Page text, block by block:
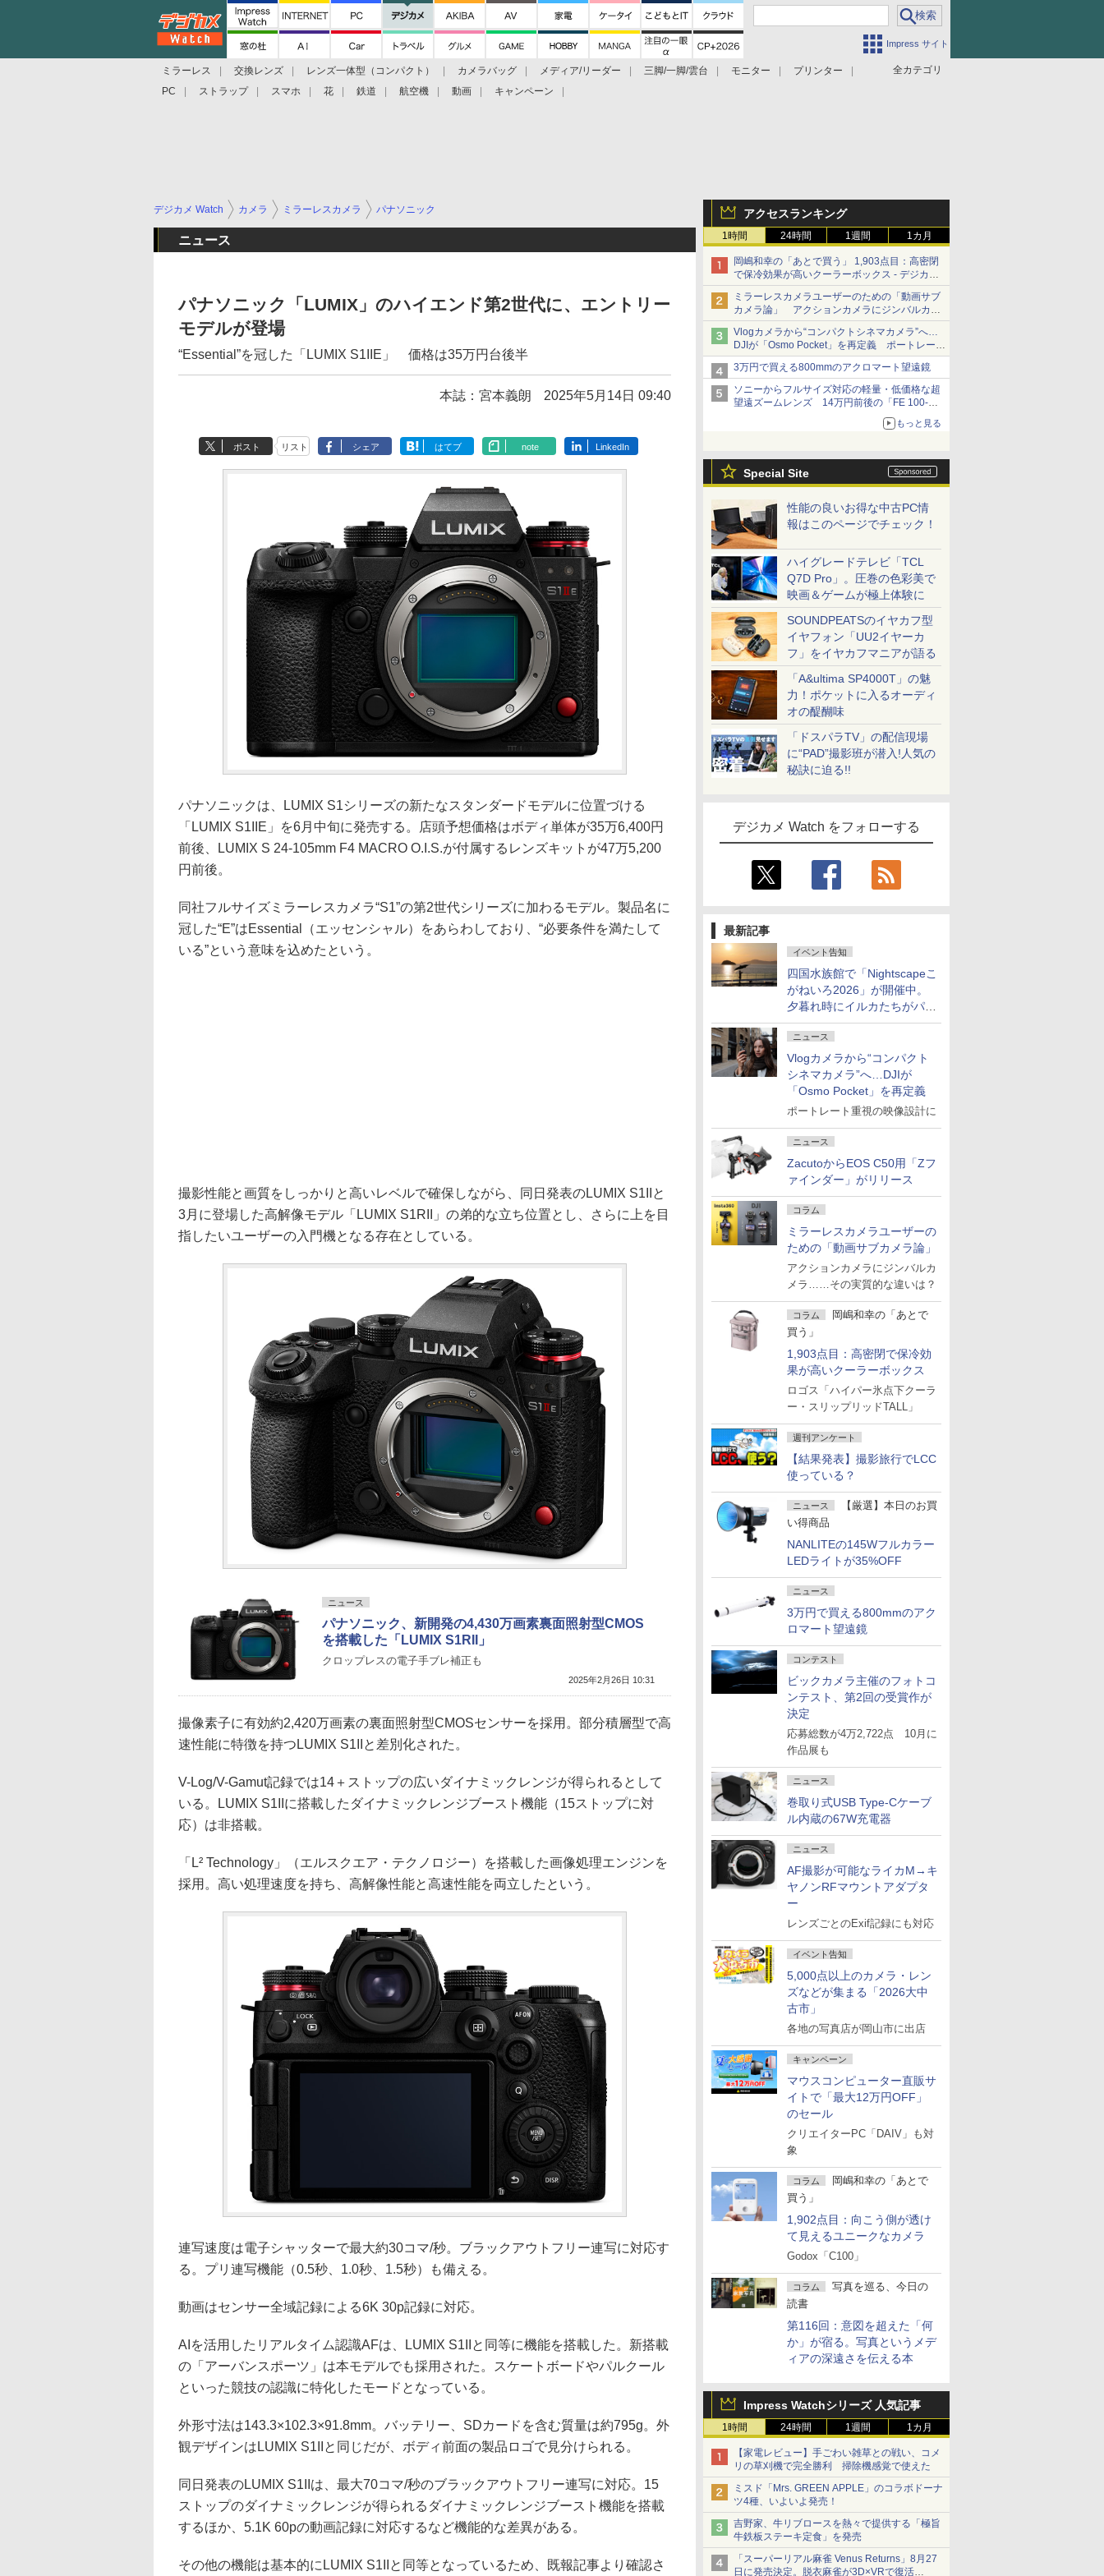
Impress サイト
全カテゴリ
ミラーレス 交換レンズ レンズ一体型（コンパクト） カメラバッグ メディア/リーダー 三脚/一脚/雲台 モニター
プリンター
PC
ストラップ スマホ 花 鉄道 航空機 動画 キャンペーン
アクセスランキング
1時間 24時間 1週間 1カ月
岡嶋和幸の「あとで買う」 1,903点目：高密閉
で保冷効果が高いクーラーボックス - デジカメ
Watch
ミラーレスカメラユーザーのための「動画サブ
カメラ論」 アクションカメラにジンバルカメ
ラ……その実質的な違いは？
Vlogカメラから“コンパクトシネマカメラ”へ…
DJIが「Osmo Pocket」を再定義 ポートレート
重視の映像設計に
3万円で買える800mmのアクロマート望遠鏡
ソニーからフルサイズ対応の軽量・低価格な超
望遠ズームレンズ 14万円前後の「FE 100-
もっと見る
Special Site
性能の良いお得な中古PC情
報はこのページでチェック！
ハイグレードテレビ「TCL
Q7D Pro」。圧巻の色彩美で
映画＆ゲームが極上体験に
SOUNDPEATSのイヤカフ型
イヤフォン「UU2イヤーカ
フ」をイヤカフマニアが語る
「A&ultima SP4000T」の魅
力！ポケットに入るオーディ
オの醍醐味
「ドスパラTV」の配信現場
に“PAD”撮影班が潜入!人気の
秘訣に迫る!!
デジカメ Watch をフォローする
最新記事
イベント告知
四国水族館で「Nightscapeこ
がねいろ2026」が開催中。
夕暮れ時にイルカたちがパフ
ォーマンスを繰り広げる
ニュース
Vlogカメラから“コンパクト
シネマカメラ”へ…DJIが
「Osmo Pocket」を再定義
ポートレート重視の映像設計に
ニュース
ZacutoからEOS C50用「Zフ
ァインダー」がリリース
コラム
ミラーレスカメラユーザーの
ための「動画サブカメラ論」
アクションカメラにジンバルカ
メラ……その実質的な違いは？
コラム
岡嶋和幸の「あとで
買う」
1,903点目：高密閉で保冷効
果が高いクーラーボックス
ロゴス「ハイパー氷点下クーラ
ー・スリップリッドTALL」
週刊アンケート
【結果発表】撮影旅行でLCC
使っている？
ニュース
【厳選】本日のお買
い得商品
NANLITEの145Wフルカラー
LEDライトが35%OFF
ニュース
3万円で買える800mmのアク
ロマート望遠鏡
コンテスト
ビックカメラ主催のフォトコ
ンテスト、第2回の受賞作が
決定
応募総数が4万2,722点 10月に
作品展も
ニュース
巻取り式USB Type-Cケーブ
ル内蔵の67W充電器
ニュース
AF撮影が可能なライカM→キ
ヤノンRFマウントアダプタ
ー
レンズごとのExif記録にも対応
イベント告知
5,000点以上のカメラ・レン
ズなどが集まる「2026大中
古市」
各地の写真店が岡山市に出店
キャンペーン
マウスコンピューター直販サ
イトで「最大12万円OFF」
のセール
クリエイターPC「DAIV」も対
象
コラム
岡嶋和幸の「あとで
買う」
1,902点目：向こう側が透け
て見えるユニークなカメラ
Godox「C100」
コラム
写真を巡る、今日の
読書
第116回：意図を超えた「何
か」が宿る。写真というメデ
ィアの深遠さを伝える本
Impress Watchシリーズ 人気記事
1時間 24時間 1週間 1カ月
【家電レビュー】手ごわい雑草との戦い、コメ
リの草刈機で完全勝利 掃除機感覚で使えた
ミスド「Mrs. GREEN APPLE」のコラボドーナ
ツ4種、いよいよ発売！
吉野家、牛リブロースを熱々で提供する「極旨
牛鉄板ステーキ定食」を発売
「スーパーリアル麻雀 Venus Returns」8月27
日に発売決定。脱衣麻雀が3D×VRで復活
デジカメ Watch カメラ ミラーレスカメラ パナソニック
ニュース
パナソニック「LUMIX」のハイエンド第2世代に、エントリー
モデルが登場
“Essential”を冠した「LUMIX S1IIE」 価格は35万円台後半
本誌：宮本義朗 2025年5月14日 09:40
ポスト リスト シェア はてブ note LinkedIn
パナソニックは、LUMIX S1シリーズの新たなスタンダードモデルに位置づける
「LUMIX S1IIE」を6月中旬に発売する。店頭予想価格はボディ単体が35万6,400円
前後、LUMIX S 24-105mm F4 MACRO O.I.S.が付属するレンズキットが47万5,200
円前後。
同社フルサイズミラーレスカメラ“S1”の第2世代シリーズに加わるモデル。製品名に
冠した“E”はEssential（エッセンシャル）をあらわしており、“必要条件を満たして
いる”という意味を込めたという。
撮影性能と画質をしっかりと高いレベルで確保しながら、同日発表のLUMIX S1IIと
3月に登場した高解像モデル「LUMIX S1RII」の弟的な立ち位置とし、さらに上を目
指したいユーザーの入門機となる存在としている。
ニュース
パナソニック、新開発の4,430万画素裏面照射型CMOS
を搭載した「LUMIX S1RII」
クロップレスの電子手ブレ補正も
2025年2月26日 10:31
撮像素子に有効約2,420万画素の裏面照射型CMOSセンサーを採用。部分積層型で高
速性能に特徴を持つLUMIX S1IIと差別化された。
V-Log/V-Gamut記録では14＋ストップの広いダイナミックレンジが得られるとして
いる。LUMIX S1IIに搭載したダイナミックレンジブースト機能（15ストップに対
応）は非搭載。
「L² Technology」（エルスクエア・テクノロジー）を搭載した画像処理エンジンを
採用。高い処理速度を持ち、高解像性能と高速性能を両立したという。
連写速度は電子シャッターで最大約30コマ/秒。ブラックアウトフリー連写に対応す
る。プリ連写機能（0.5秒、1.0秒、1.5秒）も備える。
動画はセンサー全域記録による6K 30p記録に対応。
AIを活用したリアルタイム認識AFは、LUMIX S1IIと同等に機能を搭載した。新搭載
の「アーバンスポーツ」は本モデルでも採用された。スケートボードやパルクール
といった競技の認識に特化したモードとなっている。
外形寸法は143.3×102.3×91.8mm。バッテリー、SDカードを含む質量は約795g。外
観デザインはLUMIX S1IIと同じだが、ボディ前面の製品ロゴで見分けられる。
同日発表のLUMIX S1IIは、最大70コマ/秒のブラックアウトフリー連写に対応。15
ストップのダイナミックレンジが得られるダイナミックレンジブースト機能を搭載
するほか、5.1K 60pの動画記録に対応するなど機能的な差異がある。
その他の機能は基本的にLUMIX S1IIと同等となっているため、既報記事より確認さ